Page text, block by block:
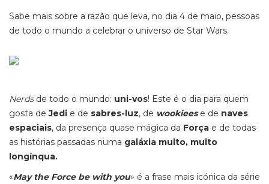
Sabe mais sobre a razão que leva, no dia 4 de maio, pessoas
de todo o mundo a celebrar o universo de Star Wars.
Nerdsde todo o mundo: uni-vos! Este é o dia para quem
gosta deJedi e de sabres-luz, de wookiees e de naves
espaciais, da presença quase mágica da Força e de todas
as histórias passadas numa galáxia muito, muito
longínqua.
«May the Force be with you» é a frase mais icónica da série